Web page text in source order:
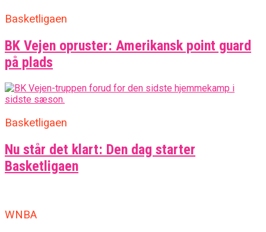
Basketligaen
BK Vejen opruster: Amerikansk point guard
på plads
Basketligaen
Nu står det klart: Den dag starter
Basketligaen
WNBA